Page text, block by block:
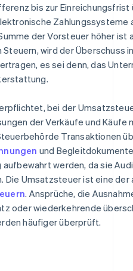
bis zur Einreichungsfrist
Zahlungssysteme
der Vorsteuer höher ist
wird der Überschuss
es sei denn, das
bei der
der Verkäufe und Käufe
Transaktionen
und
werden, da sie
Die Umsatzsteuer ist eine der
. Ansprüche, die
oder wiederkehrende
häufiger überprüft.